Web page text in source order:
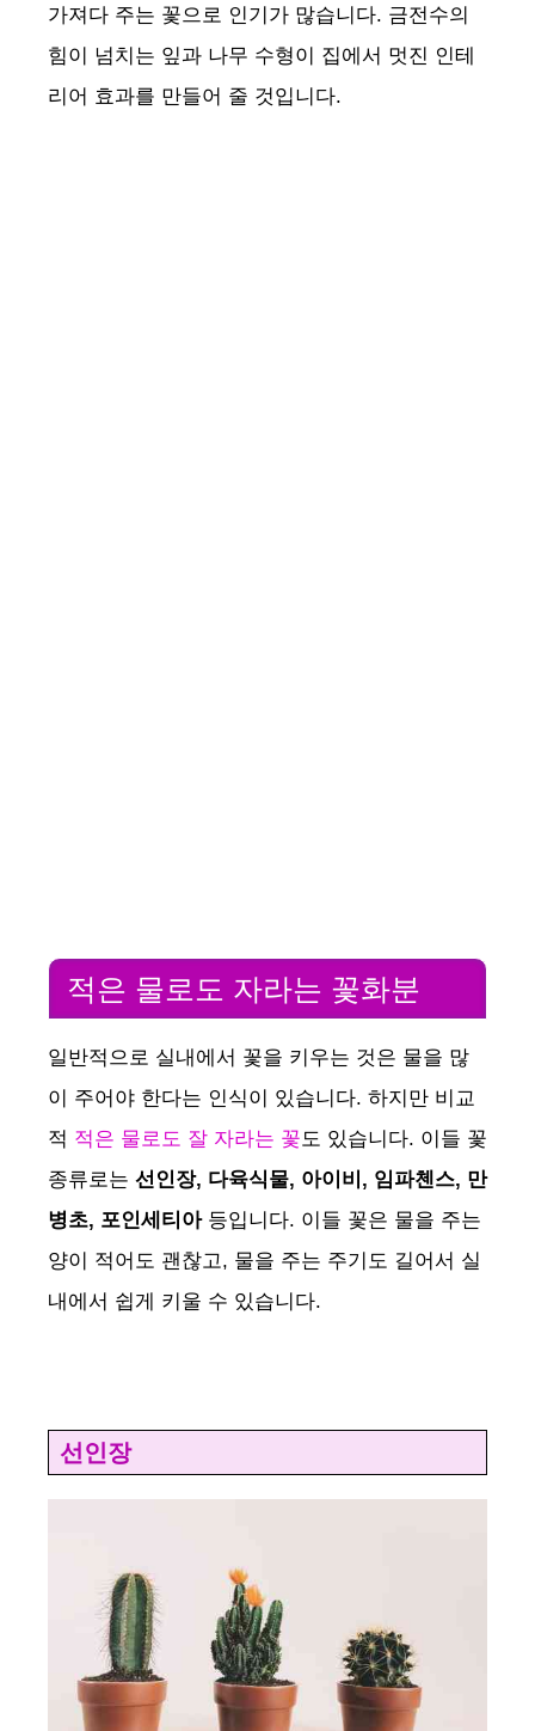
가져다 주는 꽃으로 인기가 많습니다. 금전수의
힘이 넘치는 잎과 나무 수형이 집에서 멋진 인테
리어 효과를 만들어 줄 것입니다.
적은 물로도 자라는 꽃화분
일반적으로 실내에서 꽃을 키우는 것은 물을 많
이 주어야 한다는 인식이 있습니다. 하지만 비교
적 적은 물로도 잘 자라는 꽃도 있습니다. 이들 꽃
종류로는 선인장, 다육식물, 아이비, 임파첸스, 만
병초, 포인세티아등입니다. 이들 꽃은 물을 주는
양이 적어도 괜찮고, 물을 주는 주기도 길어서 실
내에서 쉽게 키울 수 있습니다.
선인장